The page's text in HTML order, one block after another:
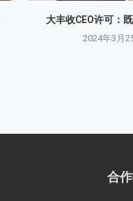
大丰收CEO许可：
2024年3月
合